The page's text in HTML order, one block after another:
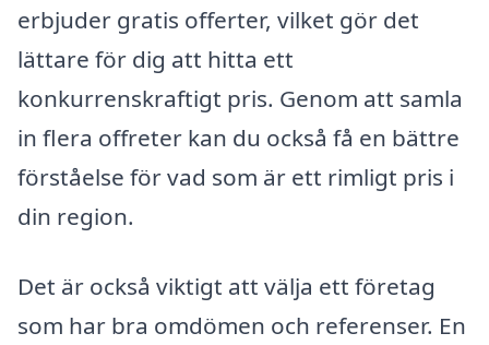
erbjuder gratis offerter, vilket gör det
lättare för dig att hitta ett
konkurrenskraftigt pris. Genom att samla
in flera offreter kan du också få en bättre
förståelse för vad som är ett rimligt pris i
din region.
Det är också viktigt att välja ett företag
som har bra omdömen och referenser. En